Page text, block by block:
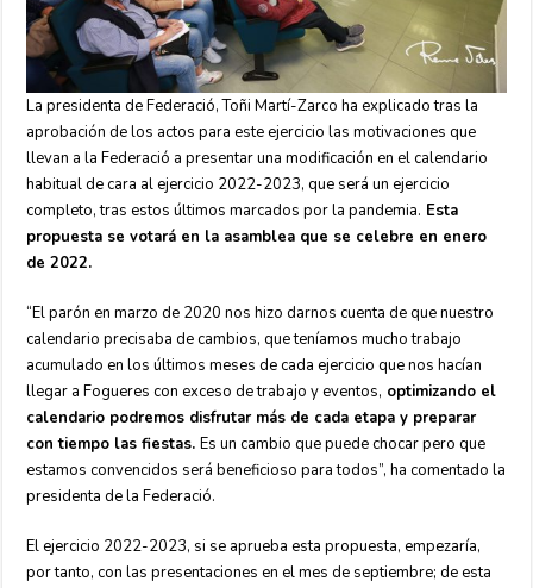
La presidenta de Federació, Toñi Martí-Zarco ha explicado tras la
aprobación de los actos para este ejercicio las motivaciones que
llevan a la Federació a presentar una modificación en el calendario
habitual de cara al ejercicio 2022-2023, que será un ejercicio
completo, tras estos últimos marcados por la pandemia. Esta
propuesta se votará en la asamblea que se celebre en enero
de 2022.
“El parón en marzo de 2020 nos hizo darnos cuenta de que nuestro
calendario precisaba de cambios, que teníamos mucho trabajo
acumulado en los últimos meses de cada ejercicio que nos hacían
llegar a Fogueres con exceso de trabajo y eventos, optimizando el
calendario podremos disfrutar más de cada etapa y preparar
con tiempo las fiestas.Es un cambio que puede chocar pero que
estamos convencidos será beneficioso para todos”, ha comentado la
presidenta de la Federació.
El ejercicio 2022-2023, si se aprueba esta propuesta, empezaría,
por tanto, con las presentaciones en el mes de septiembre; de esta